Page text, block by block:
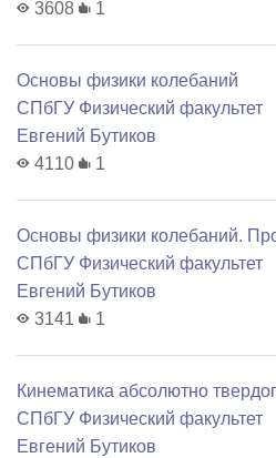
3608 1
Основы физики колебаний
СПбГУ Физический факультет
Евгений Бутиков
4110
1
Основы физики колебаний.
СПбГУ Физический факультет
Евгений Бутиков
3141
1
Кинематика абсолютно
СПбГУ Физический факультет
Евгений Бутиков